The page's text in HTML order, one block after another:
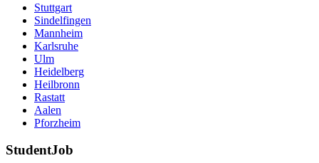
Stuttgart
Sindelfingen
Mannheim
Karlsruhe
Ulm
Heidelberg
Heilbronn
Rastatt
Aalen
Pforzheim
StudentJob